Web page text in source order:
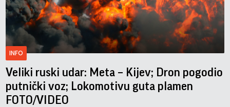
INFO
Veliki ruski udar: Meta – Kijev; Dron pogodio
putnički voz; Lokomotivu guta plamen
FOTO/VIDEO